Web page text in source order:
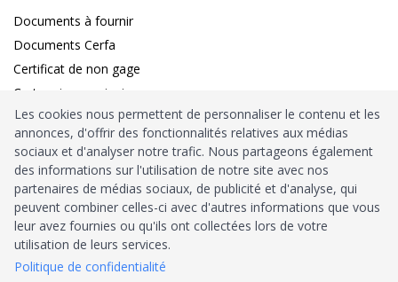
Documents à fournir
Documents Cerfa
Certificat de non gage
Carte grise provisoire
Identité sécurisé parFranceConnect
HabilitationMinistère de l’Intérieur: n°212900
Agrément Trésor Public
Les cookies nous permettent de personnaliser le contenu et les
annonces, d'offrir des fonctionnalités relatives aux médias
sociaux et d'analyser notre trafic. Nous partageons également
des informations sur l'utilisation de notre site avec nos
partenaires de médias sociaux, de publicité et d'analyse, qui
peuvent combiner celles-ci avec d'autres informations que vous
leur avez fournies ou qu'ils ont collectées lors de votre
utilisation de leurs services.
Politique de confidentialité